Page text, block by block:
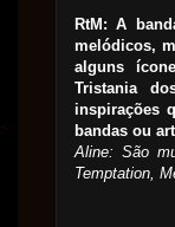
RtM: A
melódicos,
alguns
Tristania
inspirações
bandas ou
Aline: São
Temptation,